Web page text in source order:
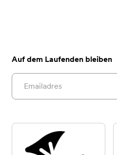
Auf dem Laufenden bleiben
Email address